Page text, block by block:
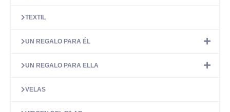
TEXTIL
UN REGALO PARA ÉL
UN REGALO PARA ELLA
VELAS